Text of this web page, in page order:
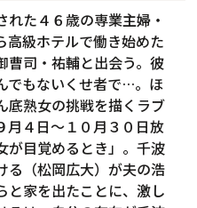
た４６歳の専業主婦・
高級ホテルで働き始めた
曹司・祐輔と出会う。彼
でもないくせ者で…。ほ
底熟女の挑戦を描くラブ
月４日～１０月３０日放
目覚めるとき」。千波
る（松岡広大）が夫の浩
と家を出たことに、激し